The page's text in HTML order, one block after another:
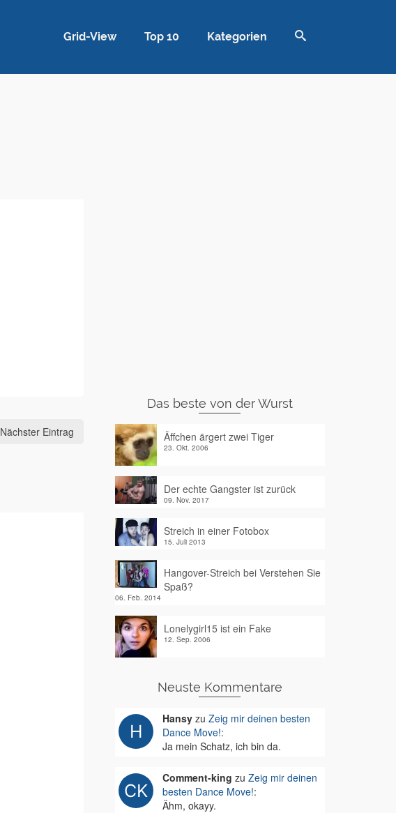
Grid-View Top 10 Kategorien
Nächster Eintrag
Das beste von der Wurst
Äffchen ärgert zwei Tiger
23. Okt. 2006
Der echte Gangster ist zurück
09. Nov. 2017
Streich in einer Fotobox
15. Juli 2013
Hangover-Streich bei Verstehen Sie
Spaß?
06. Feb. 2014
Lonelygirl15 ist ein Fake
12. Sep. 2006
Neuste Kommentare
Hansyzu Zeig mir deinen besten
Dance Move!:
Ja mein Schatz, ich bin da.
Comment-king zu Zeig mir deinen
besten Dance Move!:
Ähm, okayy.